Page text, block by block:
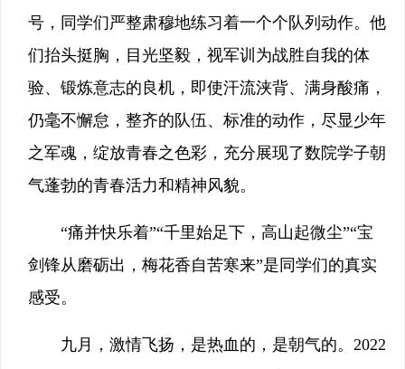
号，同学们严整肃穆地练习着一个个队列动作。他
们抬头挺胸，目光坚毅，视军训为战胜自我的体
验、锻炼意志的良机，即使汗流浃背、满身酸痛，
仍毫不懈怠，整齐的队伍、标准的动作，尽显少年
之军魂，绽放青春之色彩，充分展现了数院学子朝
气蓬勃的青春活力和精神风貌。
“痛并快乐着”“千里始足下，高山起微尘”“宝
剑锋从磨砺出，梅花香自苦寒来”是同学们的真实
感受。
九月，激情飞扬，是热血的，是朝气的。2022